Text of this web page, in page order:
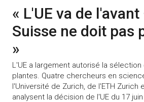
« L'UE va de
Suisse ne doit pas
»
L'UE a largement autorisé la
plantes. Quatre chercheurs en
l'Université de Zurich, de l'ETH Zurich
analysent la décision de l'UE du 17 juin